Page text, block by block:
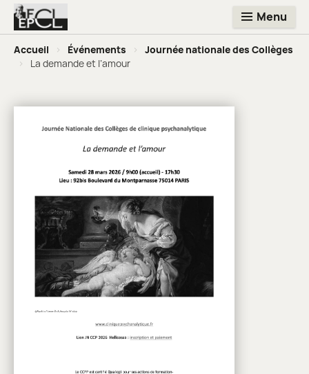
Menu
Accueil > Événements >
Journée nationale des Collèges
>
La demande et l’amour